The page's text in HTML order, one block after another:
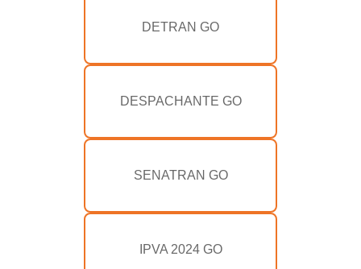
DETRAN GO
DESPACHANTE GO
SENATRAN GO
IPVA 2024 GO